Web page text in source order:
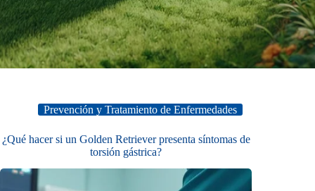
Prevención y Tratamiento de Enfermedades
¿Qué hacer si un Golden Retriever presenta síntomas de
torsión gástrica?